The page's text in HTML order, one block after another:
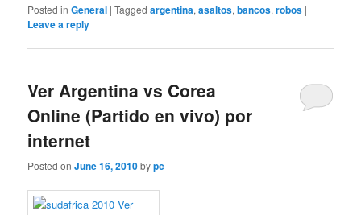
Posted in General |Tagged argentina,asaltos,bancos,robos |
Leave a reply
Ver Argentina vs Corea
Online (Partido en vivo) por
internet
Posted onJune 16, 2010bypc